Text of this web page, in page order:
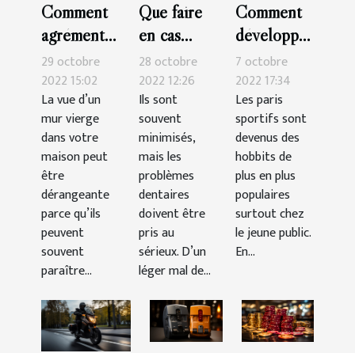
Comment
agrémenter
sa
décoration
murale ?
29 octobre
2022 15:02
La vue d’un
mur vierge
dans votre
maison peut
être
dérangeante
parce qu’ils
peuvent
souvent
paraître...
Que faire
en cas
d’urgence
dentaire ?
28 octobre
2022 12:26
Ils sont
souvent
minimisés,
mais les
problèmes
dentaires
doivent être
pris au
sérieux. D’un
léger mal de...
Comment
développer
sa
technique
pour
gagner
dans les
paris
sportifs ?
7 octobre
2022 17:34
Les paris
sportifs sont
devenus des
hobbits de
plus en plus
populaires
surtout chez
le jeune public.
En...